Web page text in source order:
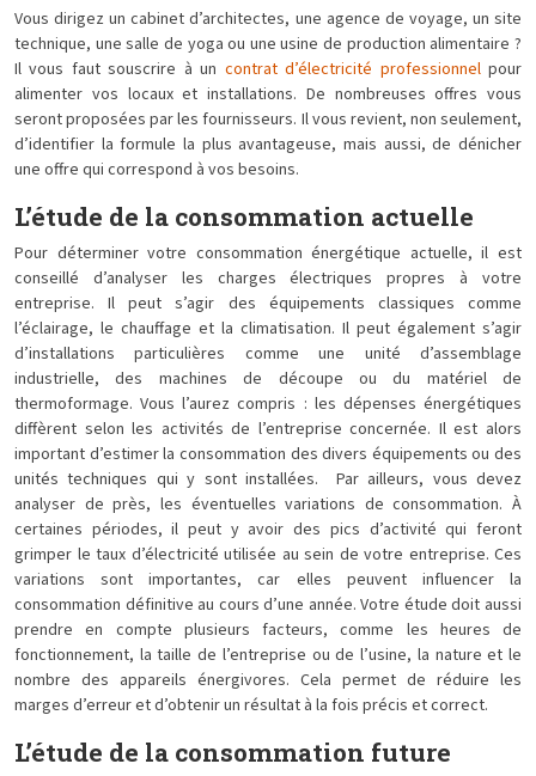
Vous dirigez un cabinet d’architectes, une agence de voyage, un site
technique, une salle de yoga ou une usine de production alimentaire ?
Il vous faut souscrire à un contrat d’électricité professionnelpour
alimenter vos locaux et installations. De nombreuses offres vous
seront proposées par les fournisseurs. Il vous revient, non seulement,
d’identifier la formule la plus avantageuse, mais aussi, de dénicher
une offre qui correspond à vos besoins.
L’étude de la consommation actuelle
Pour déterminer votre consommation énergétique actuelle, il est
conseillé d’analyser les charges électriques propres à votre
entreprise. Il peut s’agir des équipements classiques comme
l’éclairage, le chauffage et la climatisation. Il peut également s’agir
d’installations particulières comme une unité d’assemblage
industrielle, des machines de découpe ou du matériel de
thermoformage. Vous l’aurez compris : les dépenses énergétiques
diffèrent selon les activités de l’entreprise concernée. Il est alors
important d’estimer la consommation des divers équipements ou des
unités techniques qui y sont installées. Par ailleurs, vous devez
analyser de près, les éventuelles variations de consommation. À
certaines périodes, il peut y avoir des pics d’activité qui feront
grimper le taux d’électricité utilisée au sein de votre entreprise. Ces
variations sont importantes, car elles peuvent influencer la
consommation définitive au cours d’une année. Votre étude doit aussi
prendre en compte plusieurs facteurs, comme les heures de
fonctionnement, la taille de l’entreprise ou de l’usine, la nature et le
nombre des appareils énergivores. Cela permet de réduire les
marges d’erreur et d’obtenir un résultat à la fois précis et correct.
L’étude de la consommation future